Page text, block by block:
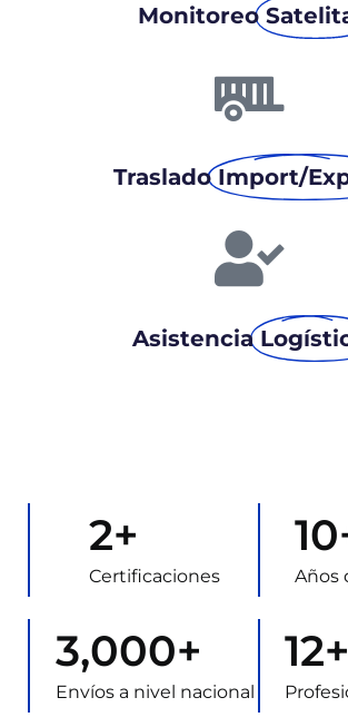
Monitoreo
Traslado Import/
Asistencia
2+
Certificaciones
10
Años
3,000+
Envíos a nivel nacional
12+